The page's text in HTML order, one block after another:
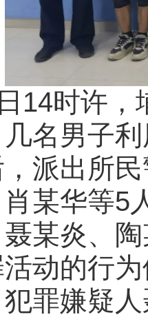
时许，
名男子
出所民
某华等5
炎、陶
动的行
嫌疑人